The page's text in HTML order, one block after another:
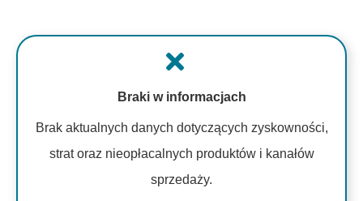
Braki w informacjach
Brak aktualnych danych dotyczących zyskowności,
strat oraz nieopłacalnych produktów i kanałów
sprzedaży.